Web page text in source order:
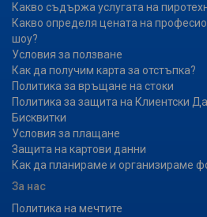
Какво съдържа услугата на
Какво определя цената на
шоу?
Условия за ползване
Как да получим карта за отстъпка?
Политика за връщане на стоки
Политика за защита на Клиентски
Бисквитки
Условия за плащане
Защита на картови данни
Как да планираме и организираме
За нас
Политика на мечтите